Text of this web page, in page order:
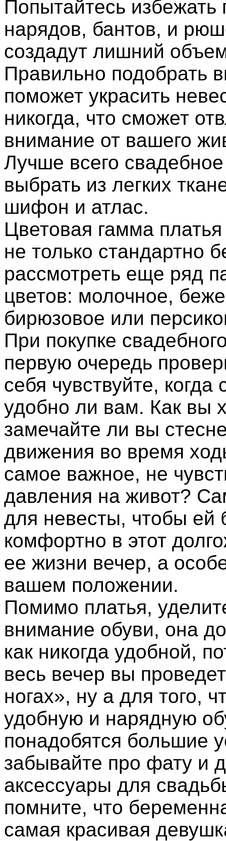
Попытайтесь избежать
нарядов, бантов, и
создадут лишний
Правильно подобрать
поможет украсить
никогда, что сможет
внимание от вашего
Лучше всего
выбрать из легких
шифон и атлас.
Цветовая гамма
не только стандартно
рассмотреть еще ряд
цветов: молочное,
бирюзовое или
При покупке
первую очередь
себя чувствуйте, когда
удобно ли вам. Как вы
замечайте ли вы
движения во время
самое важное, не
давления на живот?
для невесты, чтобы ей
комфортно в этот
ее жизни вечер, а
вашем положении.
Помимо платья,
внимание обуви, она
как никогда удобной,
весь вечер вы
ногах», ну а для того,
удобную и нарядную
понадобятся большие
забывайте про фату и
аксессуары для
помните, что
самая красивая